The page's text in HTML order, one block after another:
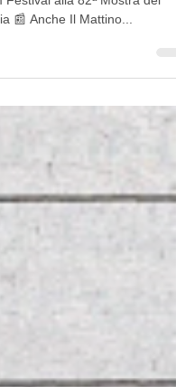
Jacopo Dotti e il Cittadella